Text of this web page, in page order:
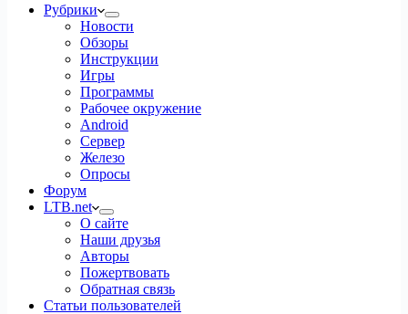
Рубрики
Новости
Обзоры
Инструкции
Игры
Программы
Рабочее окружение
Android
Сервер
Железо
Опросы
Форум
LTB.net
О сайте
Наши друзья
Авторы
Пожертвовать
Обратная связь
Статьи пользователей